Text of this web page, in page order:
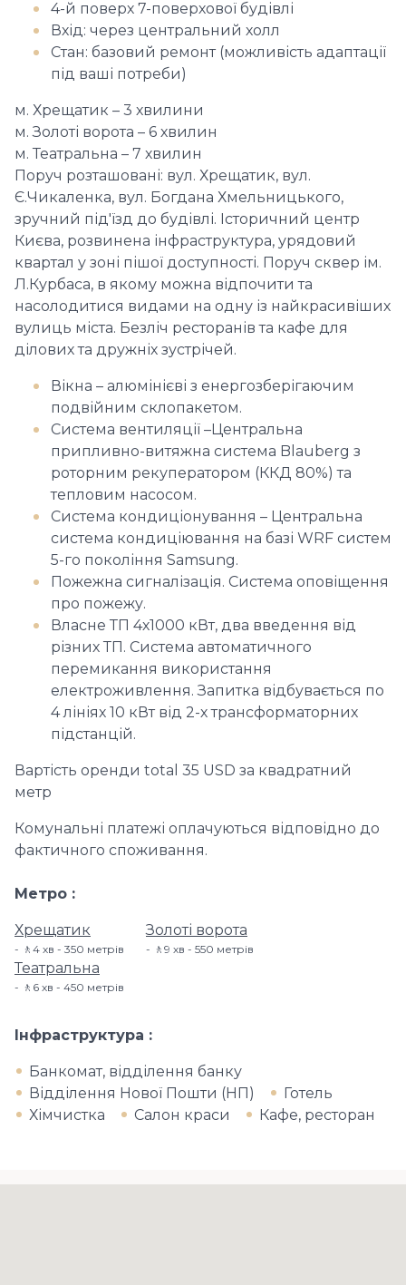
4-й поверх 7-поверхової будівлі
Вхід: через центральний холл
Стан: базовий ремонт (можливість адаптації
під ваші потреби)
м. Хрещатик – 3 хвилини
м. Золоті ворота – 6 хвилин
м. Театральна – 7 хвилин
Поруч розташовані: вул. Хрещатик, вул.
Є.Чикаленка, вул. Богдана Хмельницького,
зручний під'їзд до будівлі. Історичний центр
Києва, розвинена інфраструктура, урядовий
квартал у зоні пішої доступності. Поруч сквер ім.
Л.Курбаса, в якому можна відпочити та
насолодитися видами на одну із найкрасивіших
вулиць міста. Безліч ресторанів та кафе для
ділових та дружніх зустрічей.
Вікна – алюмінієві з енергозберігаючим
подвійним склопакетом.
Система вентиляції –Центральна
припливно-витяжна система Blauberg з
роторним рекуператором (ККД 80%) та
тепловим насосом.
Система кондиціонування – Центральна
система кондиціювання на базі WRF систем
5-го покоління Samsung.
Пожежна сигналізація. Система оповіщення
про пожежу.
Власне ТП 4х1000 кВт, два введення від
різних ТП. Система автоматичного
перемикання використання
електроживлення. Запитка відбувається по
4 лініях 10 кВт від 2-х трансформаторних
підстанцій.
Вартість оренди total 35 USD за квадратний
метр
Комунальні платежі оплачуються відповідно до
фактичного споживання.
Метро
Хрещатик
🚶4 хв - 350 метрів
Золоті ворота
🚶9 хв - 550 метрів
Театральна
🚶6 хв - 450 метрів
Інфраструктура
Банкомат, відділення банку
Відділення Нової Пошти (НП)
Готель
Хімчистка
Салон краси Кафе, ресторан